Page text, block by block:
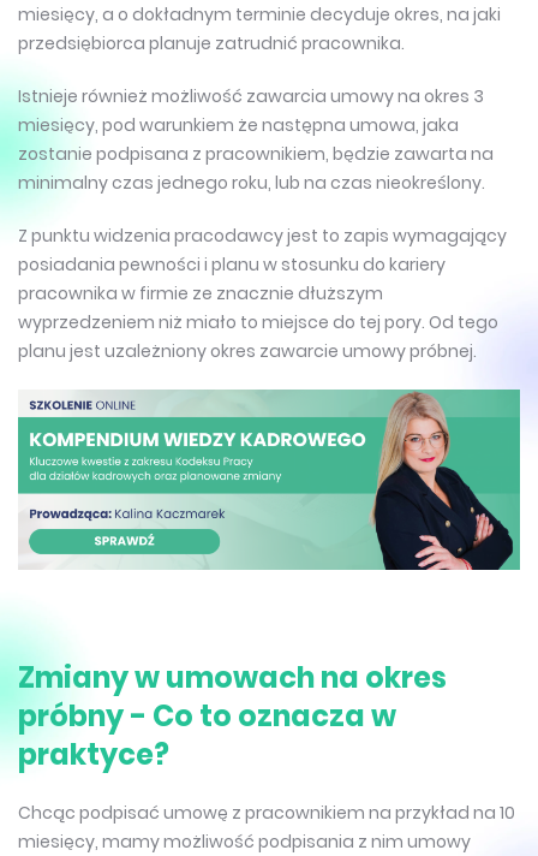
miesięcy, a o dokładnym terminie decyduje okres, na jaki
przedsiębiorca planuje zatrudnić pracownika.
Istnieje również możliwość zawarcia umowy na okres 3
miesięcy, pod warunkiem że następna umowa, jaka
zostanie podpisana z pracownikiem, będzie zawarta na
minimalny czas jednego roku, lub na czas nieokreślony.
Z punktu widzenia pracodawcy jest to zapis wymagający
posiadania pewności i planu w stosunku do kariery
pracownika w firmie ze znacznie dłuższym
wyprzedzeniem niż miało to miejsce do tej pory. Od tego
planu jest uzależniony okres zawarcie umowy próbnej.
Zmiany w umowach na okres
próbny - Co to oznacza w
praktyce?
Chcąc podpisać umowę z pracownikiem na przykład na 10
miesięcy, mamy możliwość podpisania z nim umowy